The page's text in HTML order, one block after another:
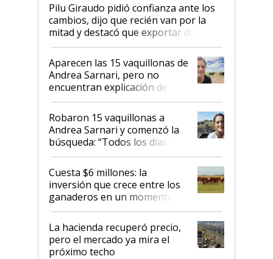
Pilu Giraudo pidió confianza ante los
cambios, dijo que recién van por la
mitad y destacó que exportar dejó de
ser "para unos pocos": "Tenemos un
mandato muy claro del gobierno
nacional"
Aparecen las 15 vaquillonas de
Andrea Sarnari, pero no
encuentran explicación de
cómo llegaron allí
Robaron 15 vaquillonas a
Andrea Sarnari y comenzó la
búsqueda: “Todos los días le
toca a algún productor”
Cuesta $6 millones: la
inversión que crece entre los
ganaderos en un momento
histórico para la actividad
La hacienda recuperó precio,
pero el mercado ya mira el
próximo techo